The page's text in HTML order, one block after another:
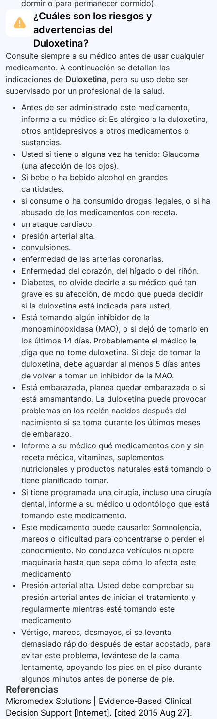
dormir o para permanecer dormido).
¿Cuáles son los riesgos y
advertencias del
Duloxetina?
Consulte siempre a su médico antes de usar cualquier
medicamento. A continuación se detallan las
indicaciones de Duloxetina, pero su uso debe ser
supervisado por un profesional de la salud.
Antes de ser administrado este medicamento,
informe a su médico si: Es alérgico a la duloxetina,
otros antidepresivos a otros medicamentos o
sustancias.
Usted si tiene o alguna vez ha tenido: Glaucoma
(una afección de los ojos).
Si bebe o ha bebido alcohol en grandes
cantidades.
si consume o ha consumido drogas ilegales, o si ha
abusado de los medicamentos con receta.
un ataque cardíaco.
presión arterial alta.
convulsiones.
enfermedad de las arterias coronarias.
Enfermedad del corazón, del hígado o del riñón.
Diabetes, no olvide decirle a su médico qué tan
grave es su afección, de modo que pueda decidir
si la duloxetina está indicada para usted.
Está tomando algún inhibidor de la
monoaminooxidasa (MAO), o si dejó de tomarlo en
los últimos 14 días. Probablemente el médico le
diga que no tome duloxetina. Si deja de tomar la
duloxetina, debe aguardar al menos 5 días antes
de volver a tomar un inhibidor de la MAO.
Está embarazada, planea quedar embarazada o si
está amamantando. La duloxetina puede provocar
problemas en los recién nacidos después del
nacimiento si se toma durante los últimos meses
de embarazo.
Informe a su médico qué medicamentos con y sin
receta médica, vitaminas, suplementos
nutricionales y productos naturales está tomando o
tiene planificado tomar.
Si tiene programada una cirugía, incluso una cirugía
dental, informe a su médico u odontólogo que está
tomando este medicamento.
Este medicamento puede causarle: Somnolencia,
mareos o dificultad para concentrarse o perder el
conocimiento. No conduzca vehículos ni opere
maquinaria hasta que sepa cómo lo afecta este
medicamento
Presión arterial alta. Usted debe comprobar su
presión arterial antes de iniciar el tratamiento y
regularmente mientras esté tomando este
medicamento
Vértigo, mareos, desmayos, si se levanta
demasiado rápido después de estar acostado, para
evitar este problema, levántese de la cama
lentamente, apoyando los pies en el piso durante
algunos minutos antes de ponerse de pie.
Referencias
Micromedex Solutions | Evidence-Based Clinical
Decision Support [Internet]. [cited 2015 Aug 27].